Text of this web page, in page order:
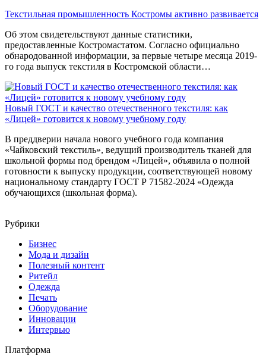
Текстильная промышленность Костромы активно развивается
Об этом свидетельствуют данные статистики,
предоставленные Костромастатом. Согласно официально
обнародованной информации, за первые четыре месяца 2019-
го года выпуск текстиля в Костромской области…
Новый ГОСТ и качество отечественного текстиля: как
«Лицей» готовится к новому учебному году
В преддверии начала нового учебного года компания
«Чайковский текстиль», ведущий производитель тканей для
школьной формы под брендом «Лицей», объявила о полной
готовности к выпуску продукции, соответствующей новому
национальному стандарту ГОСТ Р 71582-2024 «Одежда
обучающихся (школьная форма).
Рубрики
Бизнес
Мода и дизайн
Полезный контент
Ритейл
Одежда
Печать
Оборудование
Инновации
Интервью
Платформа